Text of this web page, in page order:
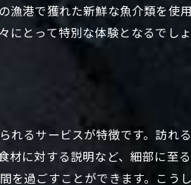
港で獲れた新鮮な魚介類を使
とって特別な体験となるでし
るサービスが特徴です。訪れ
に対する説明など、細部に至
過ごすことができます。こう